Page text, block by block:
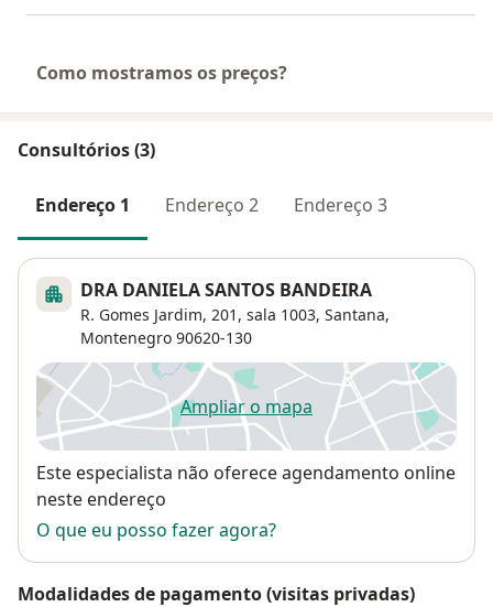
Como mostramos os preços?
Consultórios (3)
Endereço 1 Endereço 2 Endereço 3
DRA DANIELA SANTOS BANDEIRA
R. Gomes Jardim, 201, sala 1003, Santana,
Montenegro 90620-130
Ampliar o mapaabre num novo separador
Disponibilidade
Este especialista não oferece agendamento online
neste endereço
O que eu posso fazer agora?
Modalidades de pagamento (visitas privadas)